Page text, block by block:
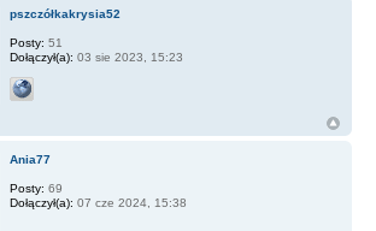
pszczółkakrysia52
Posty: 51
Dołączył(a): 03 sie 2023, 15:23
Ania77
Posty: 69
Dołączył(a): 07 cze 2024, 15:38